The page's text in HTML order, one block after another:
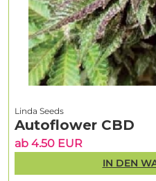
Linda Seeds
Autoflower CBD
ab 4.50 EUR
IN DEN